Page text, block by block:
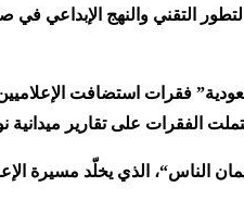
التقني والنهج الإبداعي
” فقرات استضافت
الفقرات على تقارير
الناس“، الذي يخلّد مسيرة